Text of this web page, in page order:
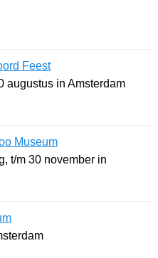
Feest
augustus in Amsterdam
Museum
t/m 30 november in